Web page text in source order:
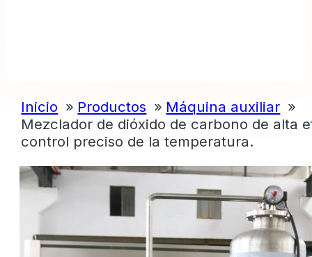
Inicio Productos
Máquina auxiliar
Mezclador de dióxido de carbono de alta
control preciso de la temperatura.